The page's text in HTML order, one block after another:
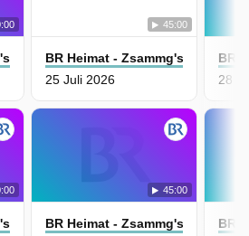
45:00
BR Heimat - Zsammg'spuit
25 Juli 2026
45:00
BR Heimat - Zsammg'spuit
BR
28
BR